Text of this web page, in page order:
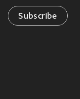
Subscribe